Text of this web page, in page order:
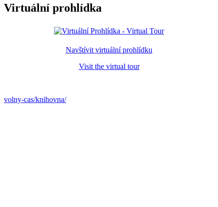
Virtuální prohlídka
Navštívit virtuální prohlídku
Visit the virtual tour
volny-cas/knihovna/